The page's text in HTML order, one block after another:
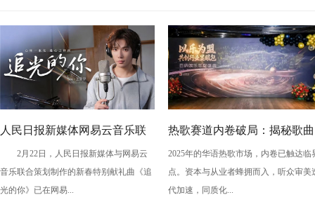
人民日报新媒体网易云音乐联
合推出新春献礼歌曲《追光的
你》
2月22日，人民日报新媒体与网易云
音乐联合策划制作的新春特别献礼曲《追
光的你》已在网易...
热歌赛道内卷破局：揭秘歌曲
的选品、投流与转化逻辑
2025年的华语热歌市场，内卷已触达临
点。资本与从业者蜂拥而入，听众审美
代加速，同质化...